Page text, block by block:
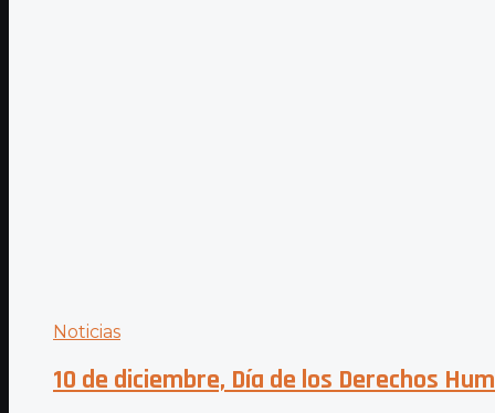
Noticias
10 de diciembre, Día de los Derechos